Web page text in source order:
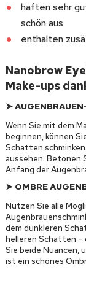
haften sehr
schön aus
enthalten
Nanobrow
Make-ups
➤
Wenn Sie mit dem
beginnen, können
Schatten
aussehen. Betonen
Anfang der
➤ OMBRE
Nutzen Sie alle
dem dunkleren
helleren Schatten –
Sie beide Nuancen,
ist ein schönes